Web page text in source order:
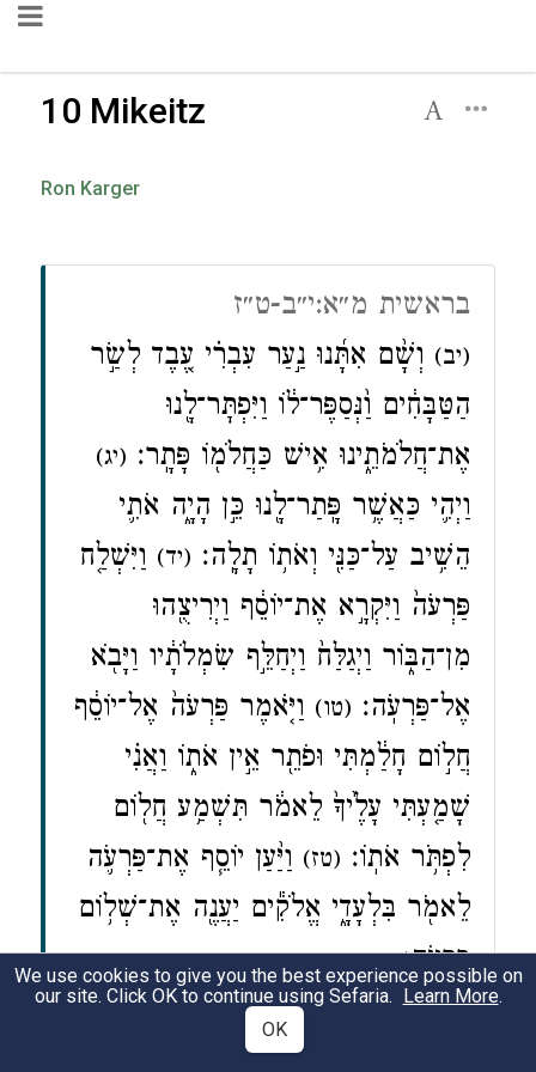
10 Mikeitz
Ron Karger
בראשית מ״א:י״ב-ט״ז
(יב) וְשָׁ֨ם אִתָּ֜נוּ נַ֣עַר עִבְרִ֗י עֶ֚בֶד לְשַׂ֣ר
הַטַּבָּחִ֔ים וַ֨נְּסַפֶּר־ל֔וֹ וַיִּפְתׇּר־לָ֖נוּ
אֶת־חֲלֹמֹתֵ֑ינוּ אִ֥ישׁ כַּחֲלֹמ֖וֹ פָּתָֽר׃ (יג)
וַיְהִ֛י כַּאֲשֶׁ֥ר פָּֽתַר־לָ֖נוּ כֵּ֣ן הָיָ֑ה אֹתִ֛י
הֵשִׁ֥יב עַל־כַּנִּ֖י וְאֹת֥וֹ תָלָֽה׃ (יד) וַיִּשְׁלַ֤ח
פַּרְעֹה֙ וַיִּקְרָ֣א אֶת־יוֹסֵ֔ף וַיְרִיצֻ֖הוּ
מִן־הַבּ֑וֹר וַיְגַלַּח֙ וַיְחַלֵּ֣ף שִׂמְלֹתָ֔יו וַיָּבֹ֖א
אֶל־פַּרְעֹֽה׃ (טו) וַיֹּ֤אמֶר פַּרְעֹה֙ אֶל־יוֹסֵ֔ף
חֲל֣וֹם חָלַ֔מְתִּי וּפֹתֵ֖ר אֵ֣ין אֹת֑וֹ וַאֲנִ֗י
שָׁמַ֤עְתִּי עָלֶ֙יךָ֙ לֵאמֹ֔ר תִּשְׁמַ֥ע חֲל֖וֹם
לִפְתֹּ֥ר אֹתֽוֹ׃ (טז) וַיַּ֨עַן יוֹסֵ֧ף אֶת־פַּרְעֹ֛ה
לֵאמֹ֖ר בִּלְעָדָ֑י אֱלֹקִ֕ים יַעֲנֶ֖ה אֶת־שְׁל֥וֹם
פַּרְעֹֽה׃
We use cookies to give you the best experience possible on
our site. Click OK to continue using Sefaria. Learn More.
OK